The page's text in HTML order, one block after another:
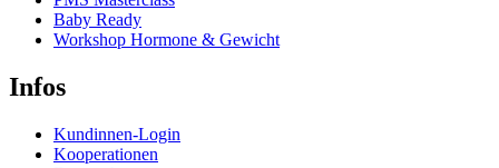
Baby Ready
Workshop Hormone & Gewicht
Infos
Kundinnen-Login
Kooperationen